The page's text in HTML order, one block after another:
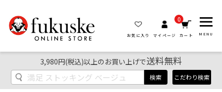
お気に入り マイページ
0
カート MENU
3,980円(税込)以上のお買い上げで送料無料
検索 こだわり検索